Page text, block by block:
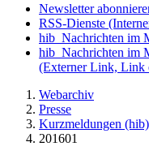
Newsletter
RSS-Dienste
hib_Nachrichten im
hib_Nachrichten im
(Externer Link, Link
Webarchiv
Presse
Kurzmeldungen (hib)
201601